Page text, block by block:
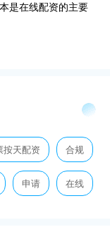
是在线配资的主要
按天配资 合规
申请 在线